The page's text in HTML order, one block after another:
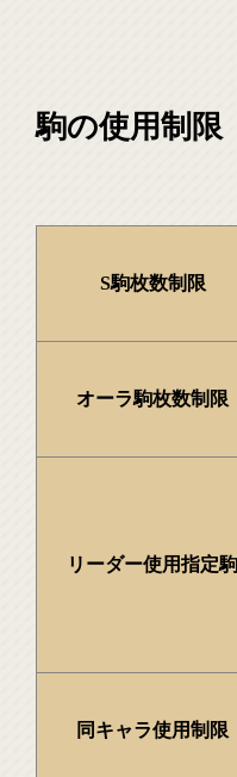
駒の使用制限
S駒枚数制限
オーラ駒枚数制限
リーダー使用指定駒
同キャラ使用制限